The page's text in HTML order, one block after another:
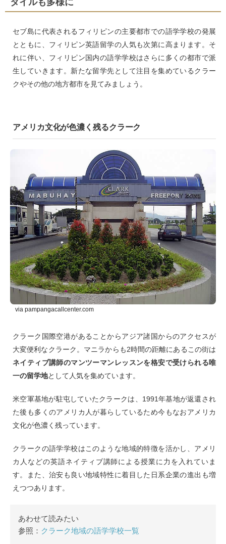
タイルも多様に
セブ島に代表されるフィリピンの主要都市での語学学校の発展
とともに、フィリピン英語留学の人気も次第に高まります。そ
れに伴い、フィリピン国内の語学学校はさらに多くの都市で派
生していきます。新たな留学先として注目を集めているクラー
クやその他の地方都市を見てみましょう。
アメリカ文化が色濃く残るクラーク
via pampangacallcenter.com
クラーク国際空港があることからアジア諸国からのアクセスが
大変便利なクラーク。マニラからも2時間の距離にあるこの街は
ネイティブ講師のマンツーマンレッスンを格安で受けられる唯
一の留学地として人気を集めています。
米空軍基地が駐屯していたクラークは、1991年基地が返還され
た後も多くのアメリカ人が暮らしているため今もなおアメリカ
文化が色濃く残っています。
クラークの語学学校はこのような地域的特徴を活かし、アメリ
カ人などの英語ネイティブ講師による授業に力を入れていま
す。また、治安も良い地域特性に着目した日系企業の進出も増
えつつあります。
あわせて読みたい
参照： クラーク地域の語学学校一覧